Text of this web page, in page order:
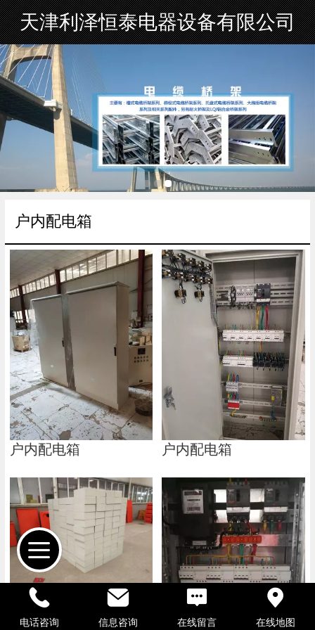
天津利泽恒泰电器设备有限公司
户内配电箱
户内配电箱 户内配电箱
户内配电箱
电话咨询 信息咨询 在线留言 在线地图